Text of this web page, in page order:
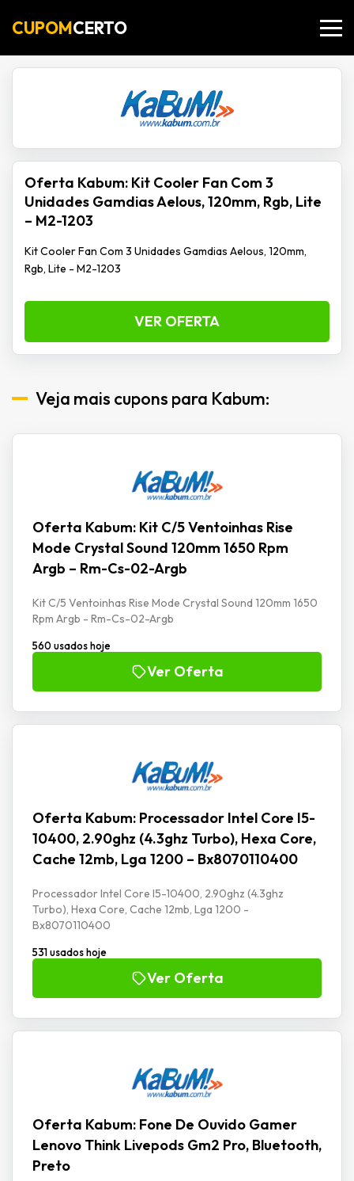
CUPOMCERTO
Oferta Kabum: Kit Cooler Fan Com 3
Unidades Gamdias Aelous, 120mm, Rgb, Lite
– M2-1203
Kit Cooler Fan Com 3 Unidades Gamdias Aelous, 120mm,
Rgb, Lite - M2-1203
VER OFERTA
Veja mais cupons para Kabum:
Oferta Kabum: Kit C/5 Ventoinhas Rise
Mode Crystal Sound 120mm 1650 Rpm
Argb – Rm-Cs-02-Argb
Kit C/5 Ventoinhas Rise Mode Crystal Sound 120mm 1650
Rpm Argb - Rm-Cs-02-Argb
560 usados hoje
Ver Oferta
Oferta Kabum: Processador Intel Core I5-
10400, 2.90ghz (4.3ghz Turbo), Hexa Core,
Cache 12mb, Lga 1200 – Bx8070110400
Processador Intel Core I5-10400, 2.90ghz (4.3ghz
Turbo), Hexa Core, Cache 12mb, Lga 1200 -
Bx8070110400
531 usados hoje
Ver Oferta
Oferta Kabum: Fone De Ouvido Gamer
Lenovo Think Livepods Gm2 Pro, Bluetooth,
Preto